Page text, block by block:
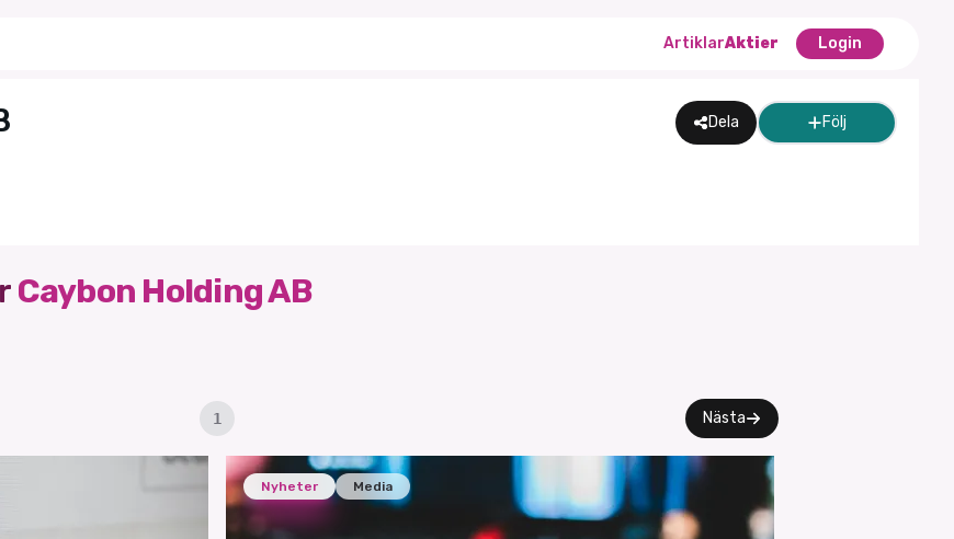
ArtiklarAktier Login
Dela Följ
Caybon Holding AB
1 Nästa
Nyheter Media